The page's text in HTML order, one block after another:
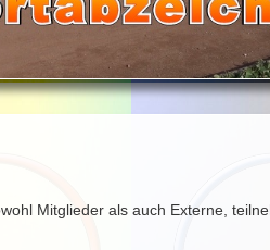
Mitglieder als auch Externe,